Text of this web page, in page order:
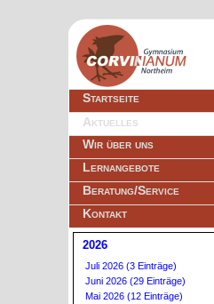
Navigation
überspringen
Startseite
Aktuelles
Wir über uns
Lernangebote
Beratung/Service
Kontakt
2026
Juli 2026 (3 Einträge)
Juni 2026 (29 Einträge)
Mai 2026 (12 Einträge)